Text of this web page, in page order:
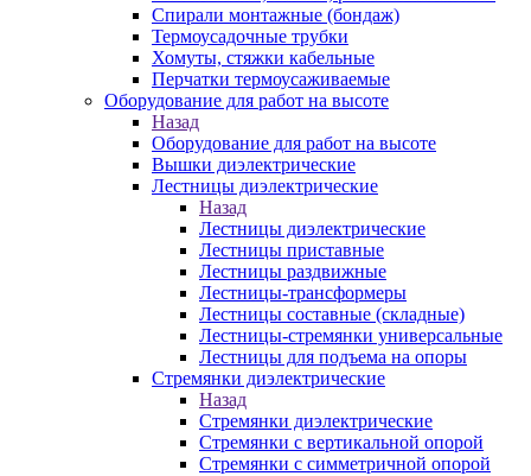
Спирали монтажные (бондаж)
Термоусадочные трубки
Хомуты, стяжки кабельные
Перчатки термоусаживаемые
Оборудование для работ на высоте
Назад
Оборудование для работ на высоте
Вышки диэлектрические
Лестницы диэлектрические
Назад
Лестницы диэлектрические
Лестницы приставные
Лестницы раздвижные
Лестницы-трансформеры
Лестницы составные (складные)
Лестницы-стремянки универсальные
Лестницы для подъема на опоры
Стремянки диэлектрические
Назад
Стремянки диэлектрические
Стремянки с вертикальной опорой
Стремянки с симметричной опорой